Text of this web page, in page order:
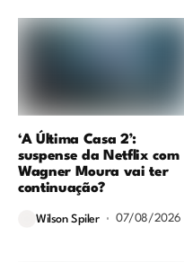
‘A Última Casa 2’:
suspense da Netflix com
Wagner Moura vai ter
continuação?
Wilson Spiler 07/08/2026